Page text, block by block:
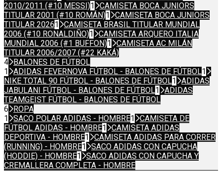
2010/2011 (#10 MESSI)1
CAMISETA BOCA JUNIORS
TITULAR 2001 (#10 ROMÁN)1
CAMISETA BOCA JUNIORS
TITULAR 20261
CAMISETA BRASIL TITULAR MUNDIAL
2006 (#10 RONALDIÑO)1
CAMISETA ARQUERO ITALIA
MUNDIAL 2006 (#1 BUFFON)1
CAMISETA AC MILÁN
TITULAR 2006/2007 (#22 KAKÁ)
4
BALONES DE FÚTBOL
1
ADIDAS FEVERNOVA FÚTBOL - BALONES DE FÚTBOL1
NIKE TOTAL 90 FÚTBOL - BALONES DE FÚTBOL1
ADIDAS
JABULANI FÚTBOL - BALONES DE FÚTBOL1
ADIDAS
TEAMGEIST FÚTBOL - BALONES DE FÚTBOL
6
ROPA
1
SACO POLAR ADIDAS - HOMBRE1
CAMISETA DE
FÚTBOL ADIDAS - HOMBRE1
CAMISETA ADIDAS
DEPORTIVA - HOMBRE1
CAMISETA ADIDAS PARA CORRER
(RUNNING) - HOMBRE1
SACO ADIDAS CON CAPUCHA
(HODDIE) - HOMBRE1
SACO ADIDAS CON CAPUCHA Y
CREMALLERA COMPLETA - HOMBRE